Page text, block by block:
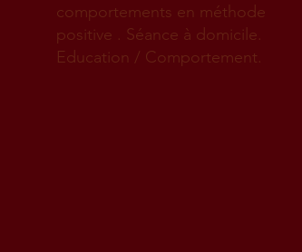
comportements en méthode
positive . Séance à domicile.
Education / Comportement.